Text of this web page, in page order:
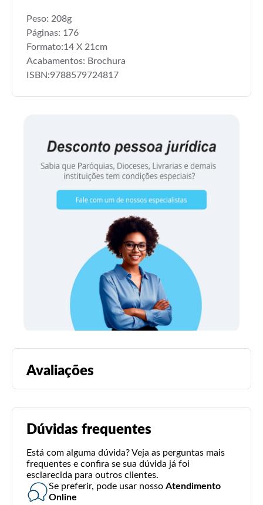
Peso: 208g
Páginas: 176
Formato:14 X 21cm
Acabamentos: Brochura
ISBN:9788579724817
Avaliações
Dúvidas frequentes
Está com alguma dúvida? Veja as perguntas mais
frequentes e confira se sua dúvida já foi
esclarecida para outros clientes.
Se preferir, pode usar nosso Atendimento
Online